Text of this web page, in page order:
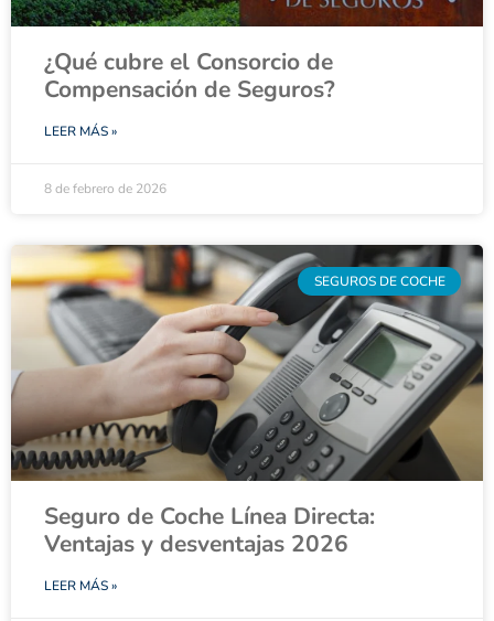
¿Qué cubre el Consorcio de
Compensación de Seguros?
LEER MÁS »
8 de febrero de 2026
SEGUROS DE COCHE
Seguro de Coche Línea Directa:
Ventajas y desventajas 2026
LEER MÁS »